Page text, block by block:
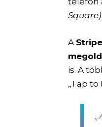
Square)
A Stripe
is. A
„Tap to